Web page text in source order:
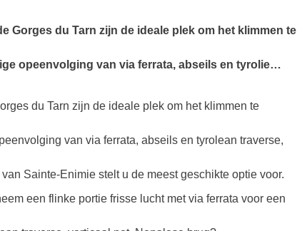
Gorges du Tarn zijn de ideale plek om het klimmen te
opeenvolging van via ferrata, abseils en tyrolie…
du Tarn zijn de ideale plek om het klimmen te
van via ferrata, abseils en tyrolean traverse,
Sainte-Enimie stelt u de meest geschikte optie voor.
een flinke portie frisse lucht met via ferrata voor een